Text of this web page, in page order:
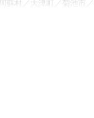
蘇村 大津町 菊池市